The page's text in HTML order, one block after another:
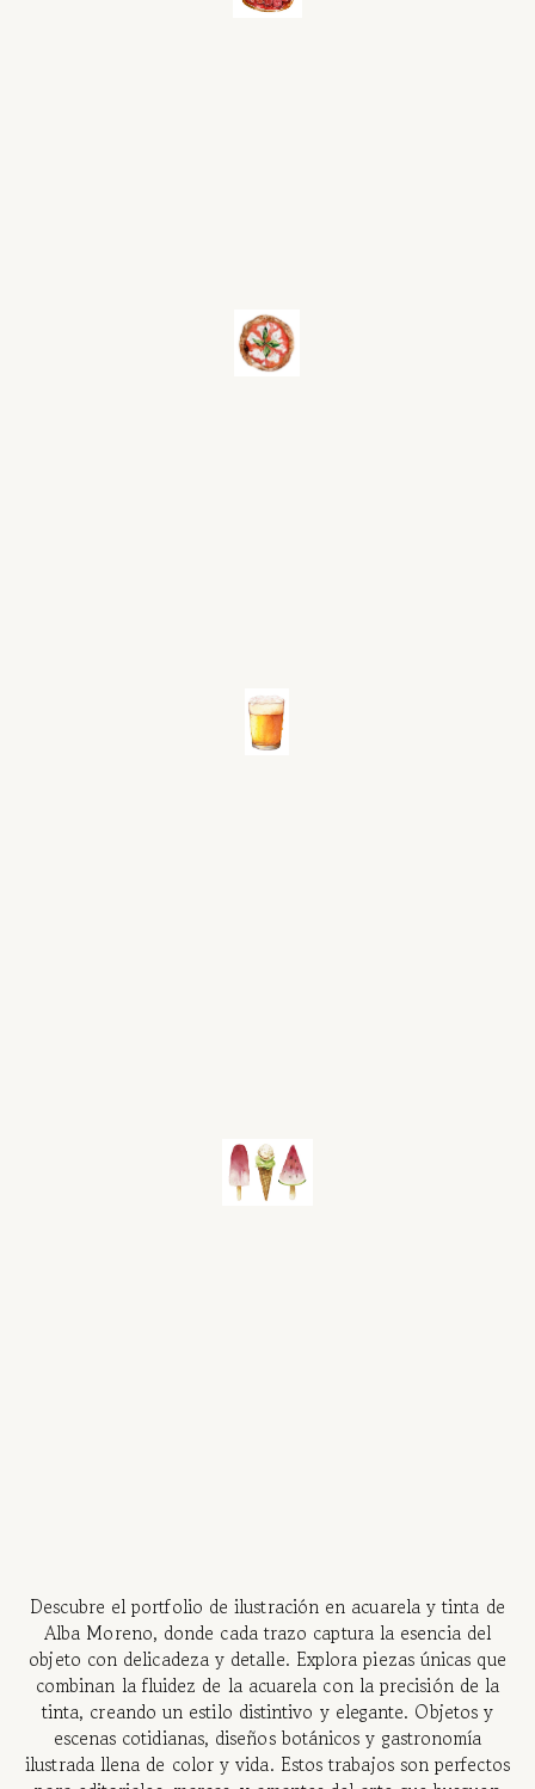
Descubre el portfolio de ilustración en acuarela y tinta de
Alba Moreno, donde cada trazo captura la esencia del
objeto con delicadeza y detalle. Explora piezas únicas que
combinan la fluidez de la acuarela con la precisión de la
tinta, creando un estilo distintivo y elegante. Objetos y
escenas cotidianas, diseños botánicos y gastronomía
ilustrada llena de color y vida. Estos trabajos son perfectos